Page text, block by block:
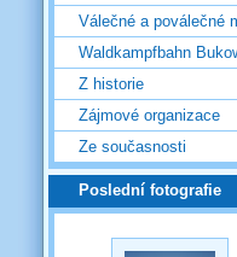
Válečné a poválečné
Waldkampfbahn
Z historie
Zájmové organizace
Ze současnosti
Poslední fotografie